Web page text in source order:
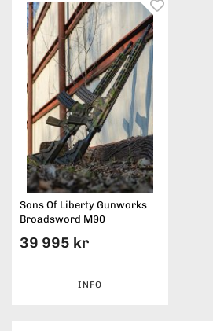
Sons Of Liberty Gunworks
Broadsword M90
39 995 kr
INFO